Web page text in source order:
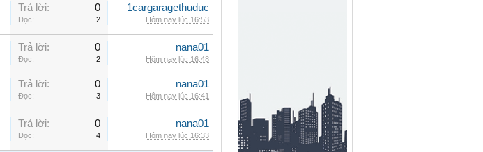
Trả lời: 0
Đọc: 2
1cargaragethuduc
Hôm nay lúc 16:53
Trả lời: 0
Đọc: 2
nana01
Hôm nay lúc 16:48
Trả lời: 0
Đọc: 3
nana01
Hôm nay lúc 16:41
Trả lời: 0
Đọc: 4
nana01
Hôm nay lúc 16:33